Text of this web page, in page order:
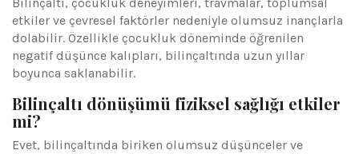
Bilinçaltı, çocukluk deneyimleri, travmalar, toplumsal
etkiler ve çevresel faktörler nedeniyle olumsuz inançlarla
dolabilir. Özellikle çocukluk döneminde öğrenilen
negatif düşünce kalıpları, bilinçaltında uzun yıllar
boyunca saklanabilir.
Bilinçaltı dönüşümü fiziksel sağlığı etkiler
mi?
Evet, bilinçaltında biriken olumsuz düşünceler ve